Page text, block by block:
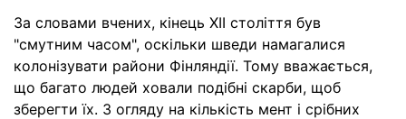
За словами вчених, кінець XII століття був
"смутним часом", оскільки шведи намагалися
колонізувати райони Фінляндії. Тому вважається,
що багато людей ховали подібні скарби, щоб
зберегти їх. З огляду на кількість мент і срібних